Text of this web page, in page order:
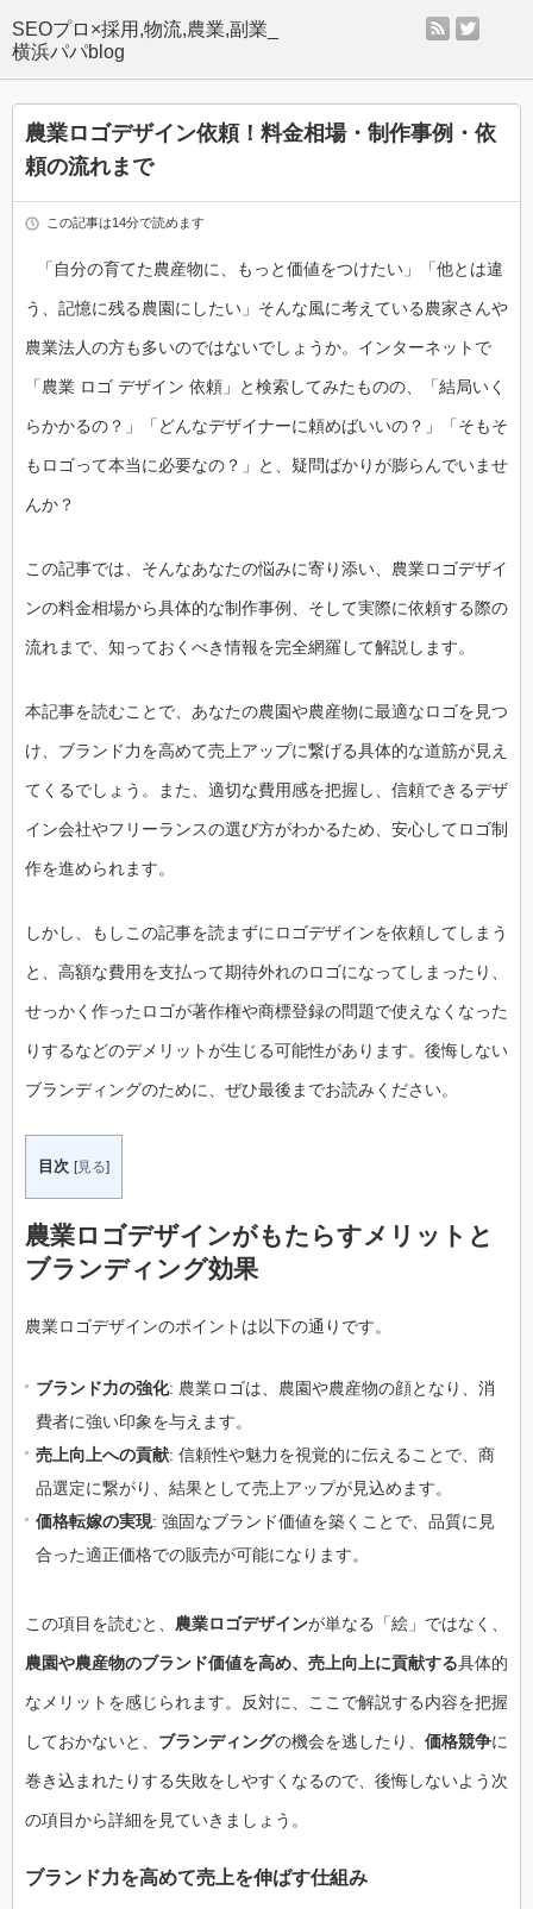
SEOプロ×採用,物流,農業,副業_
横浜パパblog
rss
農業ロゴデザイン依頼！料金相場・制作事例・依
頼の流れまで
この記事は14分で読めます
「自分の育てた農産物に、もっと価値をつけたい」「他とは違
う、記憶に残る農園にしたい」そんな風に考えている農家さんや
農業法人の方も多いのではないでしょうか。インターネットで
「農業 ロゴ デザイン 依頼」と検索してみたものの、「結局いく
らかかるの？」「どんなデザイナーに頼めばいいの？」「そもそ
もロゴって本当に必要なの？」と、疑問ばかりが膨らんでいませ
んか？
この記事では、そんなあなたの悩みに寄り添い、農業ロゴデザイ
ンの料金相場から具体的な制作事例、そして実際に依頼する際の
流れまで、知っておくべき情報を完全網羅して解説します。
本記事を読むことで、あなたの農園や農産物に最適なロゴを見つ
け、ブランド力を高めて売上アップに繋げる具体的な道筋が見え
てくるでしょう。また、適切な費用感を把握し、信頼できるデザ
イン会社やフリーランスの選び方がわかるため、安心してロゴ制
作を進められます。
しかし、もしこの記事を読まずにロゴデザインを依頼してしまう
と、高額な費用を支払って期待外れのロゴになってしまったり、
せっかく作ったロゴが著作権や商標登録の問題で使えなくなった
りするなどのデメリットが生じる可能性があります。後悔しない
ブランディングのために、ぜひ最後までお読みください。
目次 [見る]
農業ロゴデザインがもたらすメリットと
ブランディング効果
農業ロゴデザインのポイントは以下の通りです。
ブランド力の強化: 農業ロゴは、農園や農産物の顔となり、消
費者に強い印象を与えます。
売上向上への貢献: 信頼性や魅力を視覚的に伝えることで、商
品選定に繋がり、結果として売上アップが見込めます。
価格転嫁の実現: 強固なブランド価値を築くことで、品質に見
合った適正価格での販売が可能になります。
この項目を読むと、 農業ロゴデザインが単なる「絵」ではなく、
農園や農産物のブランド価値を高め、売上向上に貢献する具体的
なメリットを感じられます。反対に、ここで解説する内容を把握
しておかないと、 ブランディングの機会を逃したり、 価格競争に
巻き込まれたりする失敗をしやすくなるので、後悔しないよう次
の項目から詳細を見ていきましょう。
ブランド力を高めて売上を伸ばす仕組み